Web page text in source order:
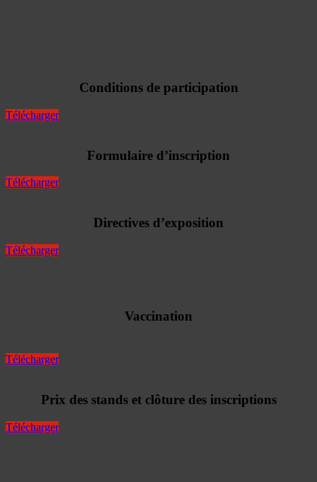
Conditions de participation
Télécharger
Formulaire d’inscription
Télécharger
Directives d’exposition
Télécharger
Vaccination
Télécharger
Prix des stands et clôture des inscriptions
Télécharger